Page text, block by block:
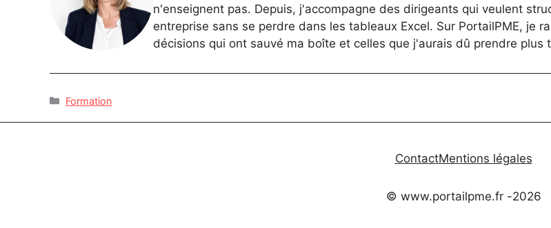
n'enseignent pas. Depuis, j'accompagne des dirigeants qui veulent
entreprise sans se perdre dans les tableaux Excel. Sur PortailPME, je
décisions qui ont sauvé ma boîte et celles que j'aurais dû prendre plus
Catégories
Formation
ContactMentions légales
© www.portailpme.fr -2026